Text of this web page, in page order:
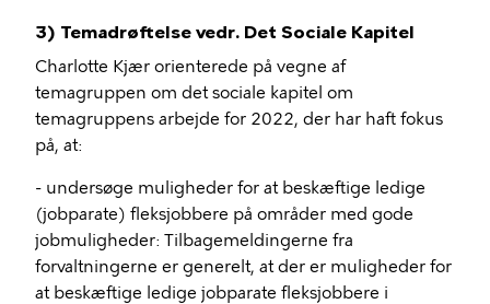
3) Temadrøftelse vedr. Det Sociale Kapitel
Charlotte Kjær orienterede på vegne af
temagruppen om det sociale kapitel om
temagruppens arbejde for 2022, der har haft fokus
på, at:
- undersøge muligheder for at beskæftige ledige
(jobparate) fleksjobbere på områder med gode
jobmuligheder: Tilbagemeldingerne fra
forvaltningerne er generelt, at der er muligheder for
at beskæftige ledige jobparate fleksjobbere i